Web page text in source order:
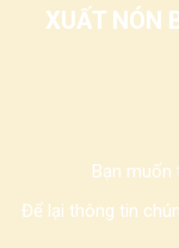
XUẤT NÓN
Bạn muốn
Để lại thông tin